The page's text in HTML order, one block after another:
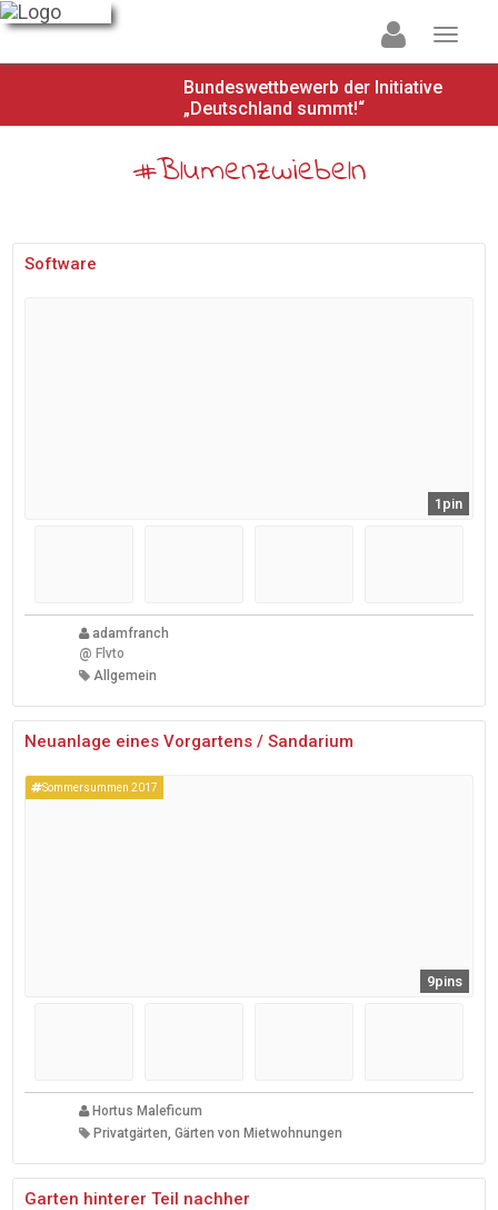
Bundeswettbewerb der Initiative
„Deutschland summt!“
#Blumenzwiebeln
Software
1pin
adamfranch
@ Flvto
Allgemein
Neuanlage eines Vorgartens / Sandarium
Sommersummen 2017
9pins
Hortus Maleficum
Privatgärten, Gärten von Mietwohnungen
Garten hinterer Teil nachher